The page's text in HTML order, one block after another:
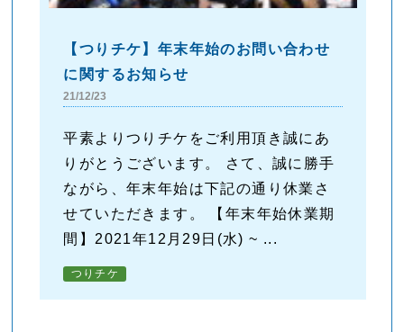
【つりチケ】年末年始のお問い合わせ
に関するお知らせ
21/12/23
平素よりつりチケをご利用頂き誠にあ
りがとうございます。 さて、誠に勝手
ながら、年末年始は下記の通り休業さ
せていただきます。 【年末年始休業期
間】2021年12月29日(水) ~ ...
つりチケ